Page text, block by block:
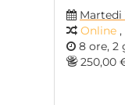
Martedi
Online ,
8 ore, 2
250,00